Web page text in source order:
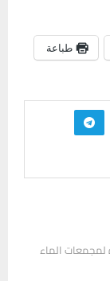
طباعة
الماء